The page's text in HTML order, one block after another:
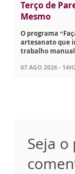
Terço de
Mesmo
O programa
artesanato que
trabalho
07 AGO 2026 -
Seja